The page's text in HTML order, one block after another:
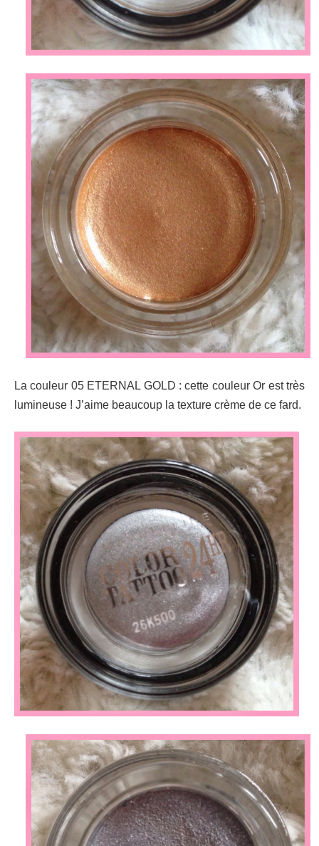
La couleur 05 ETERNAL GOLD : cette couleur Or est très
lumineuse ! J’aime beaucoup la texture crème de ce fard.